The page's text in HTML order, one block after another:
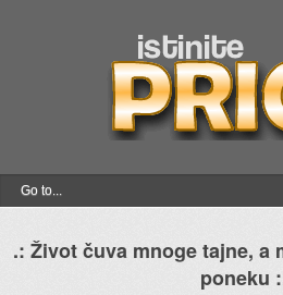
.: Život čuva mnoge tajne, a
poneku